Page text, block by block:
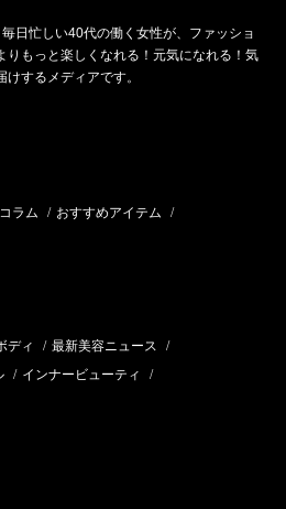
日忙しい40代の働く女性が、ファッショ
もっと楽しくなれる！元気になれる！気
するメディアです。
ラム / おすすめアイテム /
ディ / 最新美容ニュース /
/ インナービューティ /